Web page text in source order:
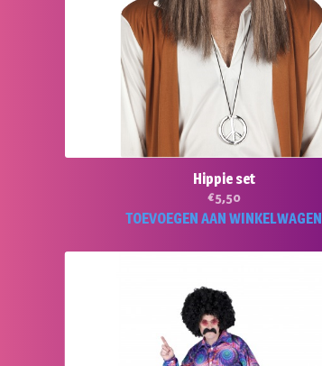
Hippie set
€5,50
TOEVOEGEN AAN WINKELWAGEN